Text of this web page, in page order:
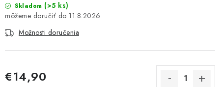
Skladom (>5 ks)
11.8.2026
Možnosti doručenia
€14,90